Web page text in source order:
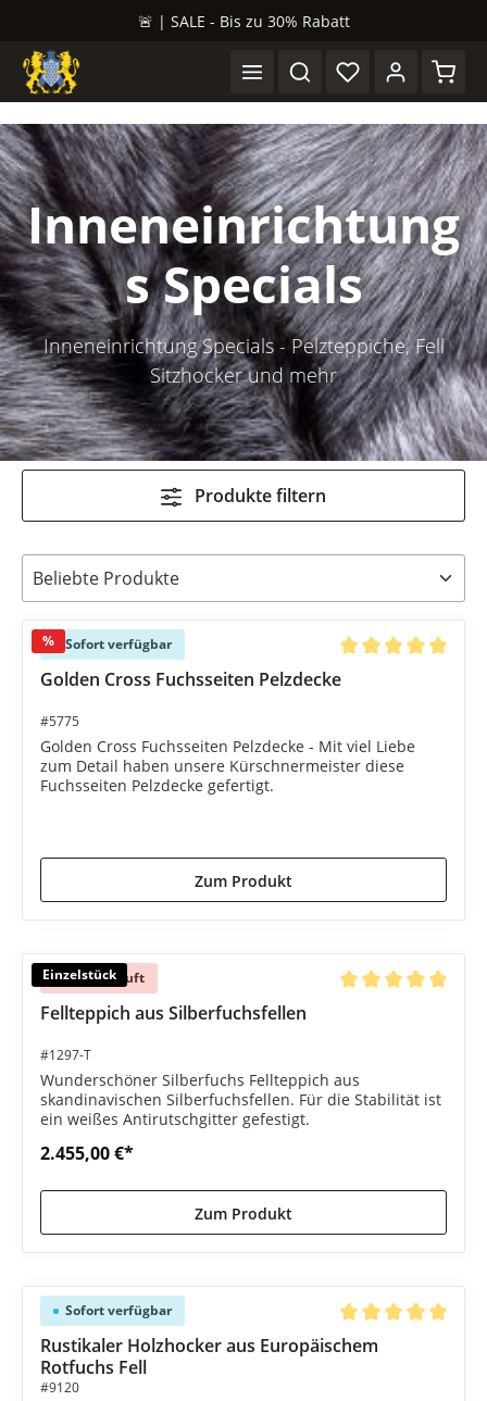
🚨 | SALE - Bis zu 30% Rabatt
Inneneinrichtung
s Specials
Inneneinrichtung Specials - Pelzteppiche, Fell
Sitzhocker und mehr
Produkte filtern
% Sofort verfügbar
Golden Cross Fuchsseiten Pelzdecke
#5775
Golden Cross Fuchsseiten Pelzdecke - Mit viel Liebe
zum Detail haben unsere Kürschnermeister diese
Fuchsseiten Pelzdecke gefertigt.
Zum Produkt
Einzelstück
Ausverkauft
Fellteppich aus Silberfuchsfellen
#1297-T
Wunderschöner Silberfuchs Fellteppich aus
skandinavischen Silberfuchsfellen. Für die Stabilität ist
ein weißes Antirutschgitter gefestigt.
2.455,00 €*
Zum Produkt
Sofort verfügbar
Durchschnittliche
Rustikaler Holzhocker aus Europäischem
Rotfuchs Fell
#9120